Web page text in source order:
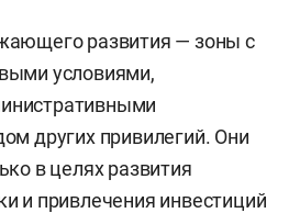
развития — зоны с
условиями,
других привилегий. Они
в целях развития
и привлечения инвестиций